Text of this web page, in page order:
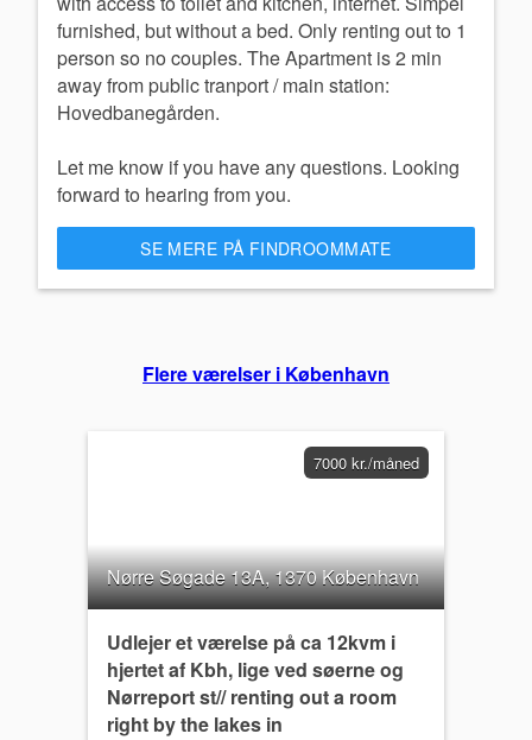
furnished, but without a bed. Only renting out to 1
person so no couples. The Apartment is 2 min
away from public tranport / main station:
Hovedbanegården.
Let me know if you have any questions. Looking
forward to hearing from you.
SE MERE PÅ FINDROOMMATE
Flere værelser i København
7000 kr./måned
Nørre Søgade 13A, 1370 København
Udlejer et værelse på ca 12kvm i
hjertet af Kbh, lige ved søerne og
Nørreport st// renting out a room
right by the lakes in